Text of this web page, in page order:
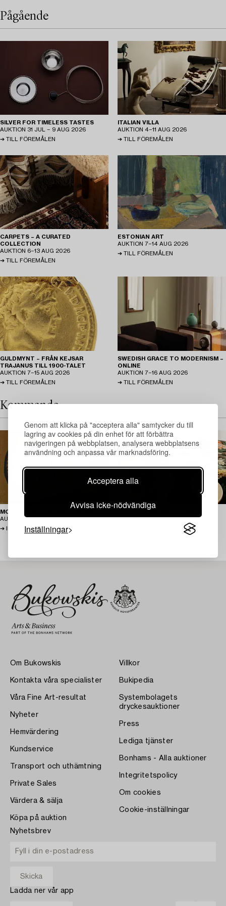
Genom att klicka på "acceptera alla" samtycker du till
lagring av cookies på din enhet för att förbättra
navigeringen på webbplatsen, analysera webbplatsens
användning och anpassa vår marknadsföring.
Acceptera alla
Avvisa icke-nödvändiga
Inställningar
Pågående
SILVER FOR TIMELESS TASTES
AUKTION 31 JUL − 9 AUG 2026
TILL FÖREMÅLEN
ITALIAN VILLA
AUKTION 4−11 AUG 2026
TILL FÖREMÅLEN
CARPETS – A CURATED
COLLECTION
AUKTION 6−13 AUG 2026
TILL FÖREMÅLEN
ESTONIAN ART
AUKTION
7−14 AUG 2026
TILL FÖREMÅLEN
GULDMYNT – FRÅN KEJSAR
TRAJANUS TILL 1900-TALET
AUKTION 7−15 AUG 2026
TILL FÖREMÅLEN
SWEDISH GRACE TO MODERNISM –
ONLINE
AUKTION 7−16 AUG 2026
TILL FÖREMÅLEN
Kommande
MODERN ART ONLINE – AUGUST
AUKTIONAUGUSTI 2026
INLÄMNING PÅGÅR
AUGUSTI
AUGUSTI 2026
Om Bukowskis
Kontakta våra specialister
Våra Fine Art-resultat
Nyheter
Hemvärdering
Kundservice
Transport och uthämtning
Private Sales
Värdera & sälja
Köpa på auktion
Villkor
Bukipedia
Systembolagets
dryckesauktioner
Press
Lediga tjänster
Bonhams - Alla auktioner
Integritetspolicy
Om cookies
Cookie-inställningar
Nyhetsbrev
Ladda ner vår app